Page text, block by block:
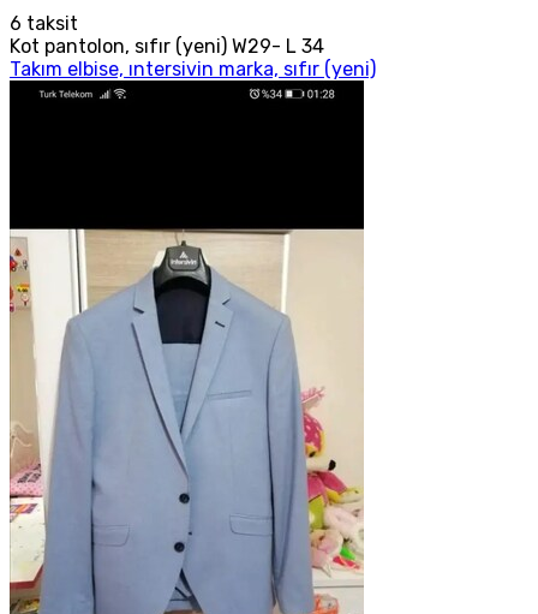
6 taksit
Kot pantolon, sıfır (yeni) W29- L 34
Takım elbise, ıntersivin marka, sıfır (yeni)